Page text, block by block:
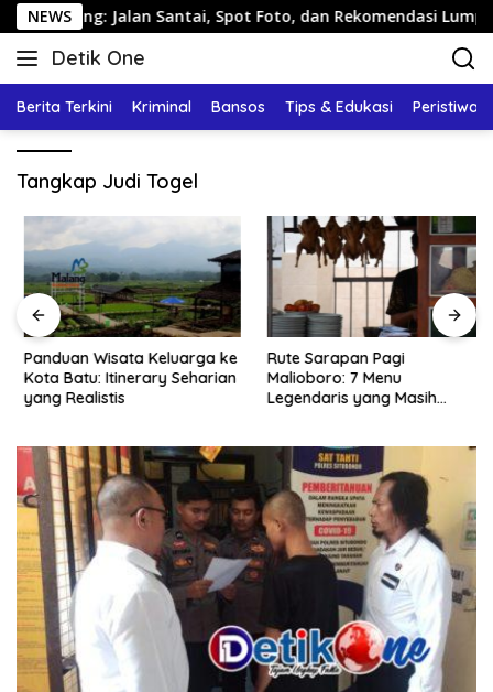
Langsung
ke
konten
NEWSJalan Santai, Spot Foto, dan Rekomendasi Lumpia
Detik One
Tajam
Fakta
Berita Terkini Kriminal Bansos Tips & Edukasi Peristiwa
Tangkap Judi Togel
Panduan Wisata Keluarga ke
Kota Batu: Itinerary Seharian
yang Realistis
Rute Sarapan Pagi
Malioboro: 7 Menu
Legendaris yang Masih